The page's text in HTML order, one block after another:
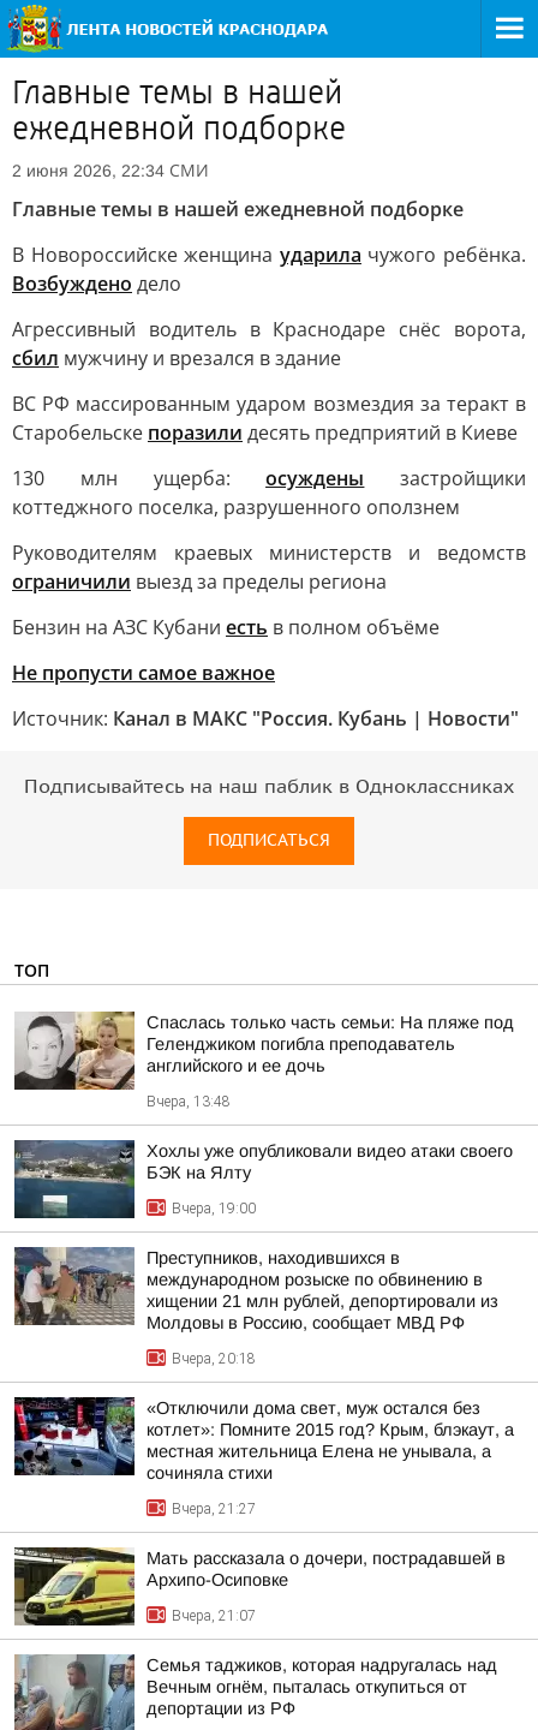
Главные темы в нашей
ежедневной подборке
2 июня 2026, 22:34 СМИ
Главные темы в нашей ежедневной подборке
В Новороссийске женщина ударила чужого ребёнка.
Возбуждено дело
Агрессивный водитель в Краснодаре снёс ворота,
сбил мужчину и врезался в здание
ВС РФ массированным ударом возмездия за теракт в
Старобельске поразили десять предприятий в Киеве
130 млн ущерба:осуждены застройщики
коттеджного поселка, разрушенного оползнем
Руководителям краевых министерств и ведомств
ограничили выезд за пределы региона
Бензин на АЗС Кубани есть в полном объёме
Не пропусти самое важное
Источник: Канал в МАКС "Россия. Кубань | Новости"
Подписывайтесь на наш паблик в Одноклассниках
ПОДПИСАТЬСЯ
ТОП
Спаслась только часть семьи: На пляже под
Геленджиком погибла преподаватель
английского и ее дочь
Вчера, 13:48
Хохлы уже опубликовали видео атаки своего
БЭК на Ялту
Вчера, 19:00
Преступников, находившихся в
международном розыске по обвинению в
хищении 21 млн рублей, депортировали из
Молдовы в Россию, сообщает МВД РФ
Вчера, 20:18
«Отключили дома свет, муж остался без
котлет»: Помните 2015 год? Крым, блэкаут, а
местная жительница Елена не унывала, а
сочиняла стихи
Вчера, 21:27
Мать рассказала о дочери, пострадавшей в
Архипо-Осиповке
Вчера, 21:07
Семья таджиков, которая надругалась над
Вечным огнём, пыталась откупиться от
депортации из РФ